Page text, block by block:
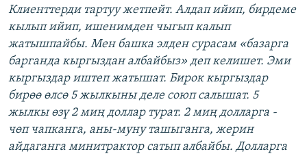
Клиенттерди тартуу жетпейт. Алдап ийип, бирдеме
кылып ийип, ишенимден чыгып калып
жатышпайбы. Мен башка элден сурасам «базарга
барганда кыргыздан албайбыз» деп келишет. Эми
кыргыздар иштеп жатышат. Бирок кыргыздар
бирөө өлсө 5 жылкыны деле союп салышат. 5
жылкы өзү 2 миң доллар турат. 2 миң долларга -
чөп чапканга, аны-муну ташыганга, жерин
айдаганга минитрактор сатып албайбы. Долларга